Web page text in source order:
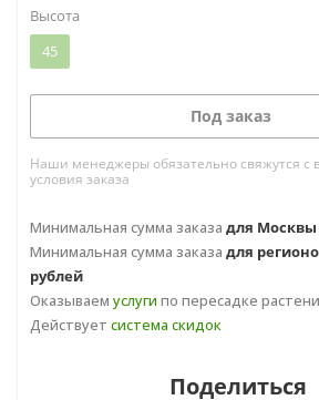
Высота
45
Под заказ
Наши менеджеры обязательно свяжутся с
условия заказа
Минимальная сумма заказа для Москвы
Минимальная сумма заказа для
рублей
Оказываем услуги по пересадке
Действует система скидок
Поделиться